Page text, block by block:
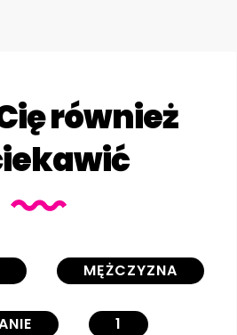
również
MĘŻCZYZNA
1